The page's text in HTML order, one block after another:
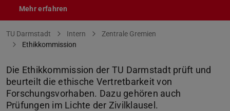
Mehr erfahren
Sie befinden sich hier:
TU Darmstadt Intern
Zentrale Gremien
Ethikkommission
Die Ethikkommission der TU Darmstadt prüft und
beurteilt die ethische Vertretbarkeit von
Forschungsvorhaben. Dazu gehören auch
Prüfungen im Lichte der Zivilklausel.